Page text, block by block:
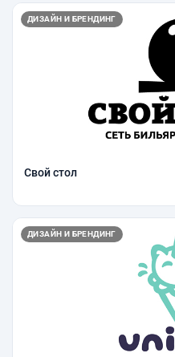
ДИЗАЙН И БРЕНДИНГ
Свой стол
ДИЗАЙН И БРЕНДИНГ